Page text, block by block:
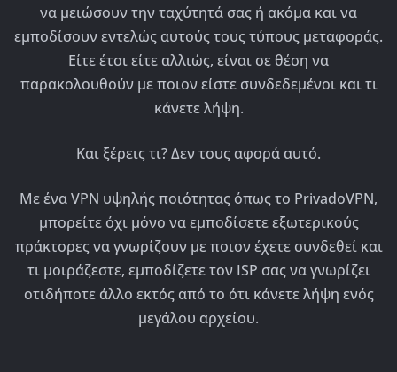
να μειώσουν την ταχύτητά σας ή ακόμα και να
εμποδίσουν εντελώς αυτούς τους τύπους μεταφοράς.
Είτε έτσι είτε αλλιώς, είναι σε θέση να
παρακολουθούν με ποιον είστε συνδεδεμένοι και τι
κάνετε λήψη.
Και ξέρεις τι? Δεν τους αφορά αυτό.
Με ένα VPN υψηλής ποιότητας όπως το PrivadoVPN,
μπορείτε όχι μόνο να εμποδίσετε εξωτερικούς
πράκτορες να γνωρίζουν με ποιον έχετε συνδεθεί και
τι μοιράζεστε, εμποδίζετε τον ISP σας να γνωρίζει
οτιδήποτε άλλο εκτός από το ότι κάνετε λήψη ενός
μεγάλου αρχείου.